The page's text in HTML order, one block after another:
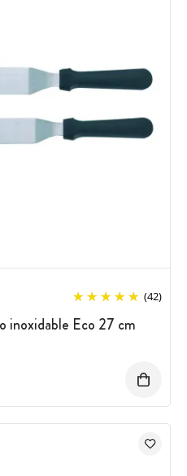
(42)
inoxidable Eco 27 cm